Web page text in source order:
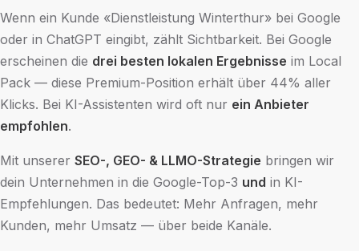
Wenn ein Kunde «Dienstleistung Winterthur» bei Google
oder in ChatGPT eingibt, zählt Sichtbarkeit. Bei Google
erscheinen die drei besten lokalen Ergebnisse im Local
Pack — diese Premium-Position erhält über 44% aller
Klicks. Bei KI-Assistenten wird oft nur ein Anbieter
empfohlen.
Mit unserer SEO-, GEO- & LLMO-Strategie bringen wir
dein Unternehmen in die Google-Top-3 und in KI-
Empfehlungen. Das bedeutet: Mehr Anfragen, mehr
Kunden, mehr Umsatz — über beide Kanäle.